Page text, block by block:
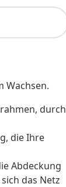
Wachsen.
durch
die Ihre
Abdeckung
das Netz